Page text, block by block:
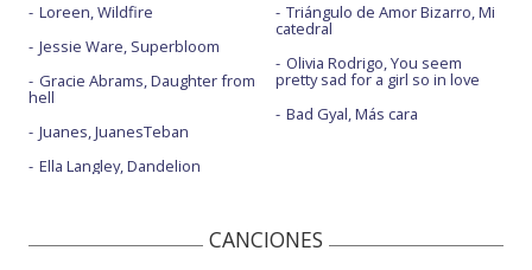
Loreen, Wildfire
Jessie Ware, Superbloom
Gracie Abrams, Daughter from
hell
Juanes, JuanesTeban
Ella Langley, Dandelion
Triángulo de Amor Bizarro, Mi
catedral
Olivia Rodrigo, You seem
pretty sad for a girl so in love
Bad Gyal, Más cara
CANCIONES